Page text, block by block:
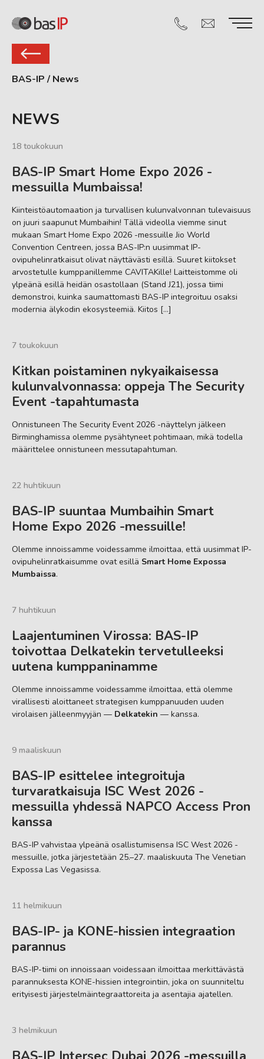
BAS-IP / News
NEWS
18 toukokuun
BAS-IP Smart Home Expo 2026 -
messuilla Mumbaissa!
Kiinteistöautomaation ja turvallisen kulunvalvonnan tulevaisuus
on juuri saapunut Mumbaihin! Tällä videolla viemme sinut
mukaan Smart Home Expo 2026 -messuille Jio World
Convention Centreen, jossa BAS-IP:n uusimmat IP-
ovipuhelinratkaisut olivat näyttävästi esillä. Suuret kiitokset
arvostetulle kumppanillemme CAVITAKille! Laitteistomme oli
ylpeänä esillä heidän osastollaan (Stand J21), jossa tiimi
demonstroi, kuinka saumattomasti BAS-IP integroituu osaksi
modernia älykodin ekosysteemiä. Kiitos […]
7 toukokuun
Kitkan poistaminen nykyaikaisessa
kulunvalvonnassa: oppeja The Security
Event -tapahtumasta
Onnistuneen The Security Event 2026 -näyttelyn jälkeen
Birminghamissa olemme pysähtyneet pohtimaan, mikä todella
määrittelee onnistuneen messutapahtuman.
22 huhtikuun
BAS-IP suuntaa Mumbaihin Smart
Home Expo 2026 -messuille!
Olemme innoissamme voidessamme ilmoittaa, että uusimmat IP-
ovipuhelinratkaisumme ovat esillä Smart Home Expossa
Mumbaissa.
7 huhtikuun
Laajentuminen Virossa: BAS-IP
toivottaa Delkatekin tervetulleeksi
uutena kumppaninamme
Olemme innoissamme voidessamme ilmoittaa, että olemme
virallisesti aloittaneet strategisen kumppanuuden uuden
virolaisen jälleenmyyjän — Delkatekin — kanssa.
9 maaliskuun
BAS-IP esittelee integroituja
turvaratkaisuja ISC West 2026 -
messuilla yhdessä NAPCO Access Pron
kanssa
BAS-IP vahvistaa ylpeänä osallistumisensa ISC West 2026 -
messuille, jotka järjestetään 25.–27. maaliskuuta The Venetian
Expossa Las Vegasissa.
11 helmikuun
BAS-IP- ja KONE-hissien integraation
parannus
BAS-IP-tiimi on innoissaan voidessaan ilmoittaa merkittävästä
parannuksesta KONE-hissien integrointiin, joka on suunniteltu
erityisesti järjestelmäintegraattoreita ja asentajia ajatellen.
3 helmikuun